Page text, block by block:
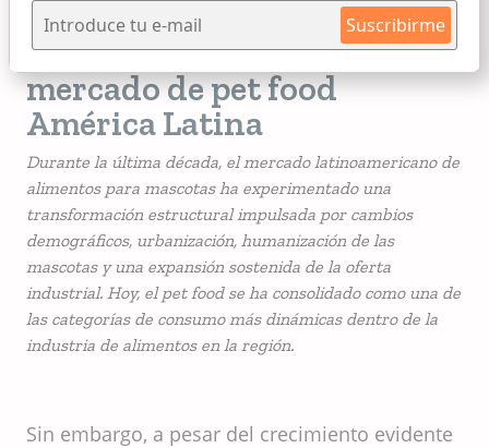
Suscribirme
Martes, 16 de Junio, 2026
El verdadero tamaño del
mercado de pet food
América Latina
Durante la última década, el mercado latinoamericano de
alimentos para mascotas ha experimentado una
transformación estructural impulsada por cambios
demográficos, urbanización, humanización de las
mascotas y una expansión sostenida de la oferta
industrial. Hoy, el pet food se ha consolidado como una de
las categorías de consumo más dinámicas dentro de la
industria de alimentos en la región.
Sin embargo, a pesar del crecimiento evidente